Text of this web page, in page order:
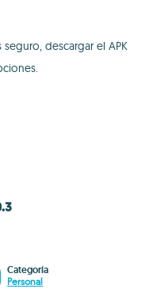
descargar el APK
Categoría
Personal